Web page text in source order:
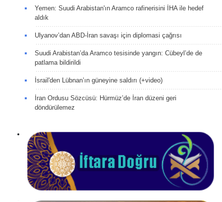
Yemen: Suudi Arabistan'ın Aramco rafinerisini İHA ile hedef
aldık
Ulyanov’dan ABD-İran savaşı için diplomasi çağrısı
Suudi Arabistan’da Aramco tesisinde yangın: Cübeyl’de de
patlama bildirildi
İsrail'den Lübnan’ın güneyine saldırı (+video)
İran Ordusu Sözcüsü: Hürmüz’de İran düzeni geri
döndürülemez